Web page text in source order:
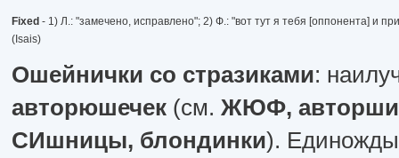
Fixed - 1) Л.: "замечено, исправлено"; 2) Ф.: "вот тут я тебя [оппонента] и
(Isais)
Ошейнички со стразиками:
авторюшечек (см. ЖЮФ,
СИшницы, блондинки).